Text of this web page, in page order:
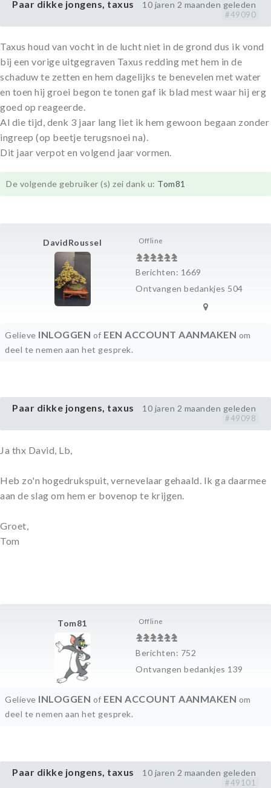
Paar dikke jongens, taxus 10 jaren 2 maanden geleden
#49090
DavidRoussel Offline
Berichten: 1669
Ontvangen bedankjes 504
Taxus houd van vocht in de lucht niet in de grond dus ik vond
bij een vorige uitgegraven Taxus redding met hem in de
schaduw te zetten en hem dagelijks te benevelen met water
en toen hij groei begon te tonen gaf ik blad mest waar hij erg
goed op reageerde.
Al die tijd, denk 3 jaar lang liet ik hem gewoon begaan zonder
ingreep (op beetje terugsnoei na).
Dit jaar verpot en volgend jaar vormen.
De volgende gebruiker (s) zei dank u: Tom81
Gelieve INLOGGEN of EEN ACCOUNT AANMAKEN om
deel te nemen aan het gesprek.
Paar dikke jongens, taxus 10 jaren 2 maanden geleden
#49098
Tom81 Offline
Berichten: 752
Ontvangen bedankjes 139
Ja thx David, Lb,
Heb zo'n hogedrukspuit, vernevelaar gehaald. Ik ga daarmee
aan de slag om hem er bovenop te krijgen.
Groet,
Tom
Gelieve INLOGGEN of EEN ACCOUNT AANMAKEN om
deel te nemen aan het gesprek.
Paar dikke jongens, taxus 10 jaren 2 maanden geleden
#49101